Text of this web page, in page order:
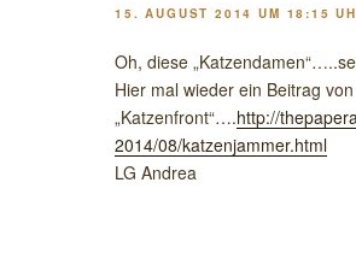
15. AUGUST 2014 UM 18:15
Oh, diese
Hier mal wieder ein Beitrag
„Katzenfront“….http://
2014/08/katzenjammer.html
LG Andrea